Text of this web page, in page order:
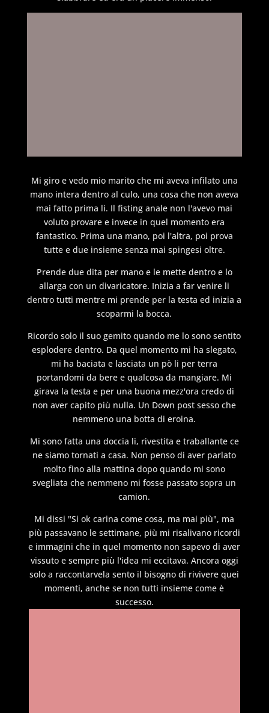
Mi giro e vedo mio marito che mi aveva infilato una
mano intera dentro al culo, una cosa che non aveva
mai fatto prima li. Il fisting anale non l'avevo mai
voluto provare e invece in quel momento era
fantastico. Prima una mano, poi l'altra, poi prova
tutte e due insieme senza mai spingesi oltre.
Prende due dita per mano e le mette dentro e lo
allarga con un divaricatore. Inizia a far venire li
dentro tutti mentre mi prende per la testa ed inizia a
scoparmi la bocca.
Ricordo solo il suo gemito quando me lo sono sentito
esplodere dentro. Da quel momento mi ha slegato,
mi ha baciata e lasciata un pò li per terra
portandomi da bere e qualcosa da mangiare. Mi
girava la testa e per una buona mezz'ora credo di
non aver capito più nulla. Un Down post sesso che
nemmeno una botta di eroina.
Mi sono fatta una doccia li, rivestita e traballante ce
ne siamo tornati a casa. Non penso di aver parlato
molto fino alla mattina dopo quando mi sono
svegliata che nemmeno mi fosse passato sopra un
camion.
Mi dissi "Si ok carina come cosa, ma mai più", ma
più passavano le settimane, più mi risalivano ricordi
e immagini che in quel momento non sapevo di aver
vissuto e sempre più l'idea mi eccitava. Ancora oggi
solo a raccontarvela sento il bisogno di rivivere quei
momenti, anche se non tutti insieme come è
successo.